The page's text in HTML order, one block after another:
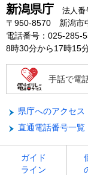
新潟県庁 法人番
〒950-8570 新潟市
電話番号：025-285-
8時30分から17時15
手話で電
県庁へのアクセス
直通電話番号一覧
ガイド
ライン